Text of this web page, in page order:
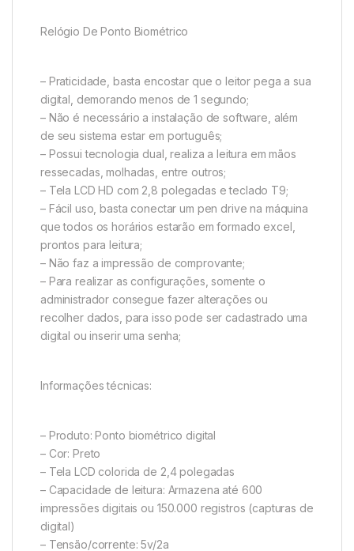
Relógio De Ponto Biométrico
– Praticidade, basta encostar que o leitor pega a sua
digital, demorando menos de 1 segundo;
– Não é necessário a instalação de software, além
de seu sistema estar em português;
– Possui tecnologia dual, realiza a leitura em mãos
ressecadas, molhadas, entre outros;
– Tela LCD HD com 2,8 polegadas e teclado T9;
– Fácil uso, basta conectar um pen drive na máquina
que todos os horários estarão em formado excel,
prontos para leitura;
– Não faz a impressão de comprovante;
– Para realizar as configurações, somente o
administrador consegue fazer alterações ou
recolher dados, para isso pode ser cadastrado uma
digital ou inserir uma senha;
Informações técnicas:
– Produto: Ponto biométrico digital
– Cor: Preto
– Tela LCD colorida de 2,4 polegadas
– Capacidade de leitura: Armazena até 600
impressões digitais ou 150.000 registros (capturas de
digital)
– Tensão/corrente: 5v/2a